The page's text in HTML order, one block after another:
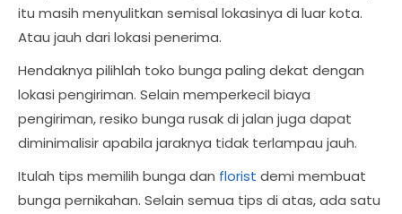
itu masih menyulitkan semisal lokasinya di luar kota.
Atau jauh dari lokasi penerima.
Hendaknya pilihlah toko bunga paling dekat dengan
lokasi pengiriman. Selain memperkecil biaya
pengiriman, resiko bunga rusak di jalan juga dapat
diminimalisir apabila jaraknya tidak terlampau jauh.
Itulah tips memilih bunga dan florist demi membuat
bunga pernikahan. Selain semua tips di atas, ada satu